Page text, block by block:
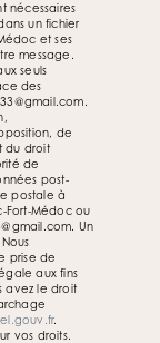
nécessaires
un fichier
et ses
message.
seuls
des
de
du droit
de
post-
postale à
Fort-Médoc ou
Un
prise de
aux fins
avez le droit
.
vos droits.